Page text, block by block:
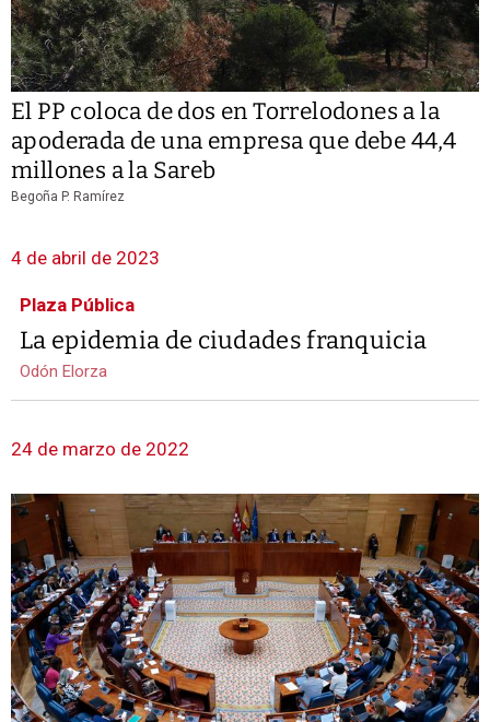
El PP coloca de dos en Torrelodones a la
apoderada de una empresa que debe 44,4
millones a la Sareb
Begoña P. Ramírez
4 de abril de 2023
Plaza Pública
La epidemia de ciudades franquicia
Odón Elorza
24 de marzo de 2022